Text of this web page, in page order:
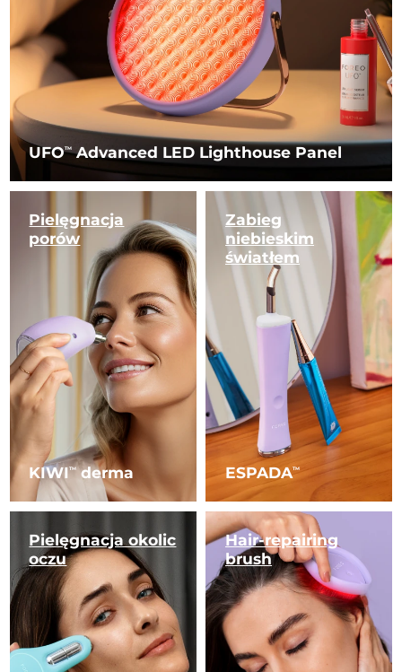
UFOTMAdvanced LED Lighthouse Panel
KIWITMderma
Pielęgnacja
porów
ESPADATM
Zabieg
niebieskim
światłem
Pielęgnacja okolic
oczu
Hair-repairing
brush